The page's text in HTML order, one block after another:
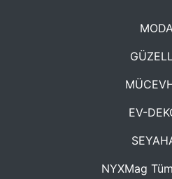
EV-
NYXMag